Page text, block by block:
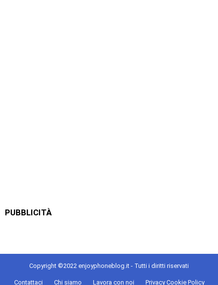
PUBBLICITÀ
Copyright ©2022 enjoyphoneblog.it - Tutti i diritti riservati
Contattaci Chi siamo Lavora con noi Privacy Cookie Policy